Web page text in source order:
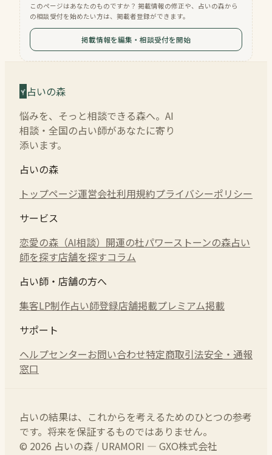
このページはあなたのものですか？ 掲載情報の修正や、占いの森から
の相談受付を始めたい方は、掲載者登録ができます。
掲載情報を編集・相談受付を開始
占いの森
悩みを、そっと相談できる森へ。AI
相談・全国の占い師があなたに寄り
添います。
占いの森
トップページ運営会社利用規約プライバシーポリシー
サービス
恋愛の森（AI相談） 開運の杜パワーストーンの森占い
師を探す店舗を探すコラム
占い師・店舗の方へ
集客LP制作占い師登録店舗掲載プレミアム掲載
サポート
ヘルプセンターお問い合わせ特定商取引法安全・通報
窓口
占いの結果は、これからを考えるためのひとつの参考
です。将来を保証するものではありません。
© 2026 占いの森 / URAMORI — GXO株式会社